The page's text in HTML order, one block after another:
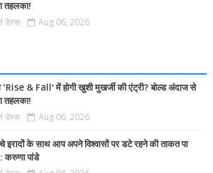
तहलका!
डेस्क Aug 06, 2026
‘Rise & Fall’ में होगी खुशी मुखर्जी की एंट्री? बोल्ड अंदाज से
तहलका!
डेस्क Aug 06, 2026
इरादों के साथ आप अपने विश्वासों पर डटे रहने की ताकत पा
करुणा पांडे